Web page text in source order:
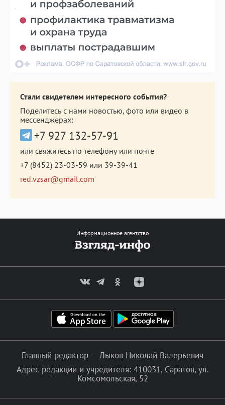
Стали свидетелем интересного события?
Поделитесь с нами новостью, фото или видео в
мессенджерах:
+7 927 132-57-91
или свяжитесь по телефону или почте
+7 (8452) 23-03-59 или 39-39-41
red.vzsar@gmail.com
Информационное агентство
Главный редактор — Лыков Николай Валерьевич
Адрес редакции и учредителя: 410031, Саратов, ул.
Комсомольская, 52